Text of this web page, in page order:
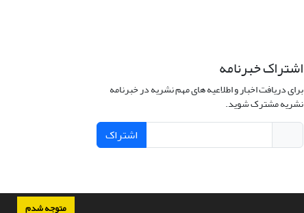
متوجه شدم
اشتراک خبرنامه
برای دریافت اخبار و اطلاعیه های مهم نشریه در خبرنامه
نشریه مشترک شوید.
اشتراک